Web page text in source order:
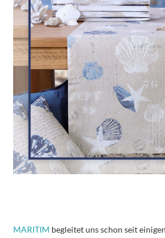
MARITIM begleitet uns schon seit